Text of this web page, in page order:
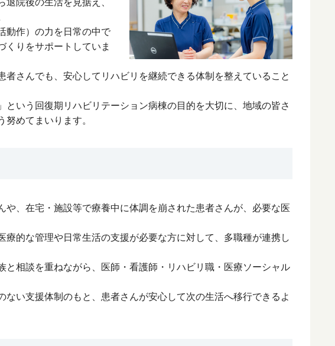
動作）の力を日常の中で
くりをサポートしていま
さんでも、安心してリハビリを継続できる体制を整えていること
いう回復期リハビリテーション病棟の目的を大切に、地域の皆さ
めてまいります。
、在宅・施設等で療養中に体調を崩された患者さんが、必要な医
的な管理や日常生活の支援が必要な方に対して、多職種が連携し
相談を重ねながら、医師・看護師・リハビリ職・医療ソーシャル
い支援体制のもと、患者さんが安心して次の生活へ移行できるよ